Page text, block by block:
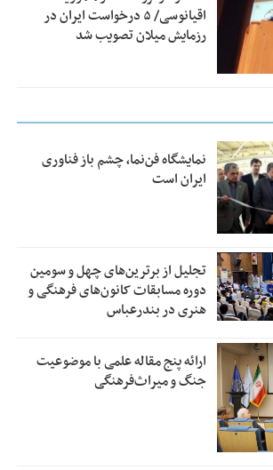
اقیانوسی/ ۵ درخواست ایران در
رزمایش میلان تصویب شد
نمایشگاه فن‌نما، چشم باز فناوری
ایران است
تجلیل از بر‌ترین‌های چهل و سومین
دوره مسابقات کانون‌های فرهنگی و
هنری در بندرعباس
ارائه پنج مقاله علمی با موضوعیت
جنگ و میراث‌فرهنگی